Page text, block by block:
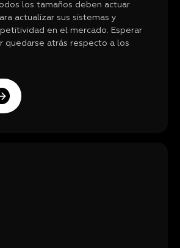
los tamaños deben actuar
actualizar sus sistemas y
en el mercado. Esperar
quedarse atrás respecto a los